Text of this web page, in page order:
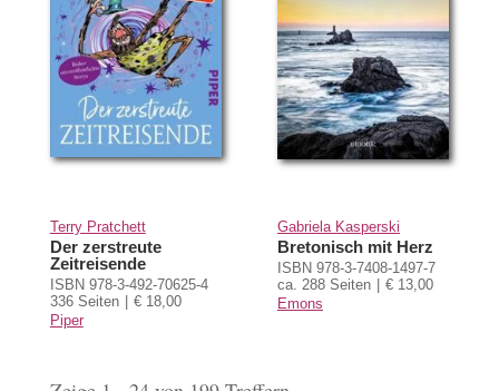
Terry Pratchett
Der zerstreute
Zeitreisende
ISBN 978-3-492-70625-4
336 Seiten
€ 18,00
Piper
Gabriela Kasperski
Bretonisch mit Herz
ISBN 978-3-7408-1497-7
ca. 288 Seiten
€ 13,00
Emons